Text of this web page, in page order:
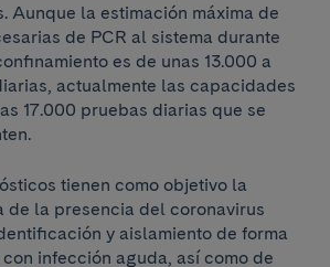
Aunque la estimación máxima de
de PCR al sistema durante
es de unas 13.000 a
actualmente las capacidades
17.000 pruebas diarias que se
tienen como objetivo la
de la presencia del coronavirus
y aislamiento de forma
infección aguda, así como de